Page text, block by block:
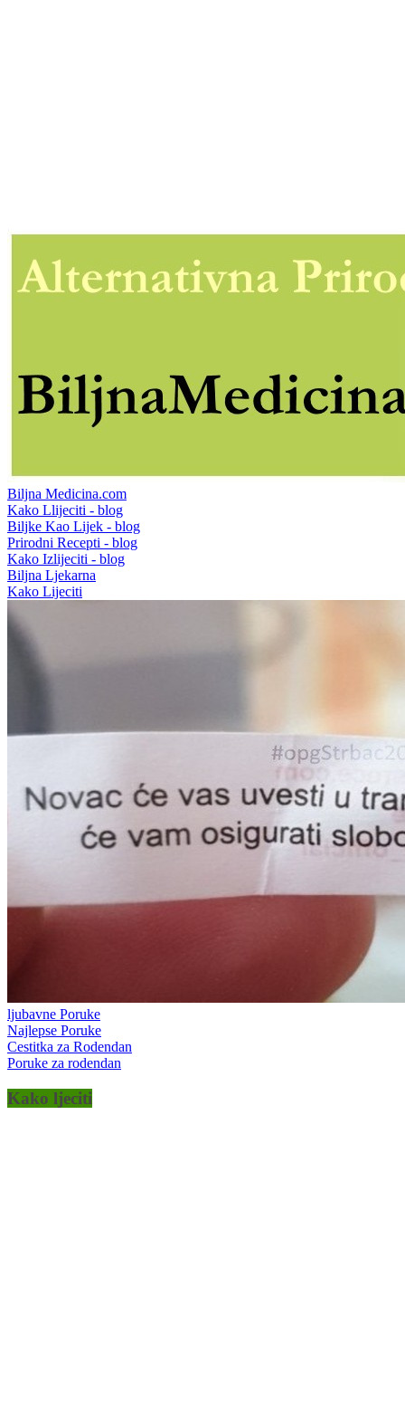
Biljna Medicina.com
Kako Llijeciti - blog
Biljke Kao Lijek - blog
Prirodni Recepti - blog
Kako Izlijeciti - blog
Biljna Ljekarna
Kako Lijeciti
ljubavne Poruke
Najlepse Poruke
Cestitka za Rodendan
Poruke za rodendan
Kako ljeciti